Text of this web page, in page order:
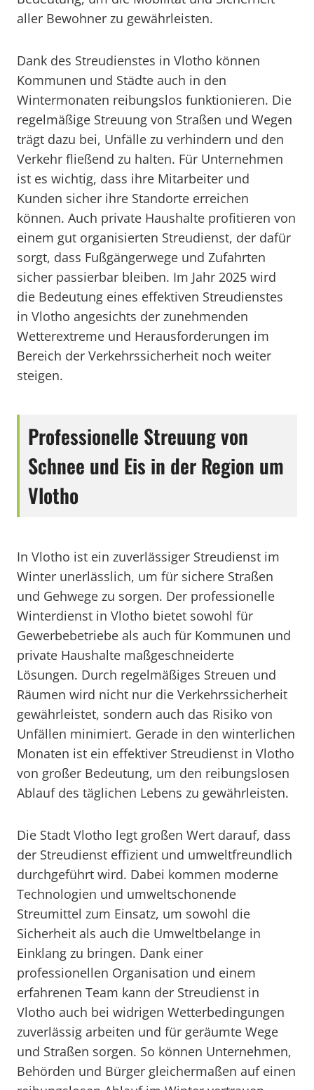
aller Bewohner zu gewährleisten.
Dank des Streudienstes in Vlotho können
Kommunen und Städte auch in den
Wintermonaten reibungslos funktionieren. Die
regelmäßige Streuung von Straßen und Wegen
trägt dazu bei, Unfälle zu verhindern und den
Verkehr fließend zu halten. Für Unternehmen
ist es wichtig, dass ihre Mitarbeiter und
Kunden sicher ihre Standorte erreichen
können. Auch private Haushalte profitieren von
einem gut organisierten Streudienst, der dafür
sorgt, dass Fußgängerwege und Zufahrten
sicher passierbar bleiben. Im Jahr 2025 wird
die Bedeutung eines effektiven Streudienstes
in Vlotho angesichts der zunehmenden
Wetterextreme und Herausforderungen im
Bereich der Verkehrssicherheit noch weiter
steigen.
Professionelle Streuung von
Schnee und Eis in der Region um
Vlotho
In Vlotho ist ein zuverlässiger Streudienst im
Winter unerlässlich, um für sichere Straßen
und Gehwege zu sorgen. Der professionelle
Winterdienst in Vlotho bietet sowohl für
Gewerbebetriebe als auch für Kommunen und
private Haushalte maßgeschneiderte
Lösungen. Durch regelmäßiges Streuen und
Räumen wird nicht nur die Verkehrssicherheit
gewährleistet, sondern auch das Risiko von
Unfällen minimiert. Gerade in den winterlichen
Monaten ist ein effektiver Streudienst in Vlotho
von großer Bedeutung, um den reibungslosen
Ablauf des täglichen Lebens zu gewährleisten.
Die Stadt Vlotho legt großen Wert darauf, dass
der Streudienst effizient und umweltfreundlich
durchgeführt wird. Dabei kommen moderne
Technologien und umweltschonende
Streumittel zum Einsatz, um sowohl die
Sicherheit als auch die Umweltbelange in
Einklang zu bringen. Dank einer
professionellen Organisation und einem
erfahrenen Team kann der Streudienst in
Vlotho auch bei widrigen Wetterbedingungen
zuverlässig arbeiten und für geräumte Wege
und Straßen sorgen. So können Unternehmen,
Behörden und Bürger gleichermaßen auf einen